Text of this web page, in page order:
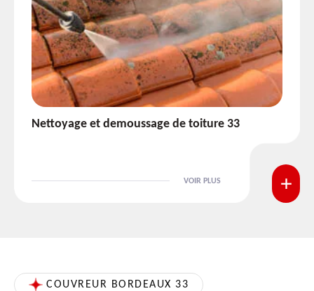
Etanchéité toiture 33
VOIR PLUS
COUVREUR BORDEAUX 33